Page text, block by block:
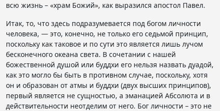
всю жизнь – «храм Божий», как выразился апостол Павел.
Итак, то, что здесь подразумевается под богом личности
человека, — это, конечно, не только его седьмой принцип,
поскольку как таковое и по сути это является лишь лучом
бесконечного океана света. В сочетании с нашей
божественной душой или буддхи его нельзя назвать дуадой,
как это могло бы быть в противном случае, поскольку, хотя
он и образован от атмы и буддхи (двух высших принципов),
первый является не сущностью, а эманацией Абсолюта и в
действительности неотделим от него. Бог личности – это не